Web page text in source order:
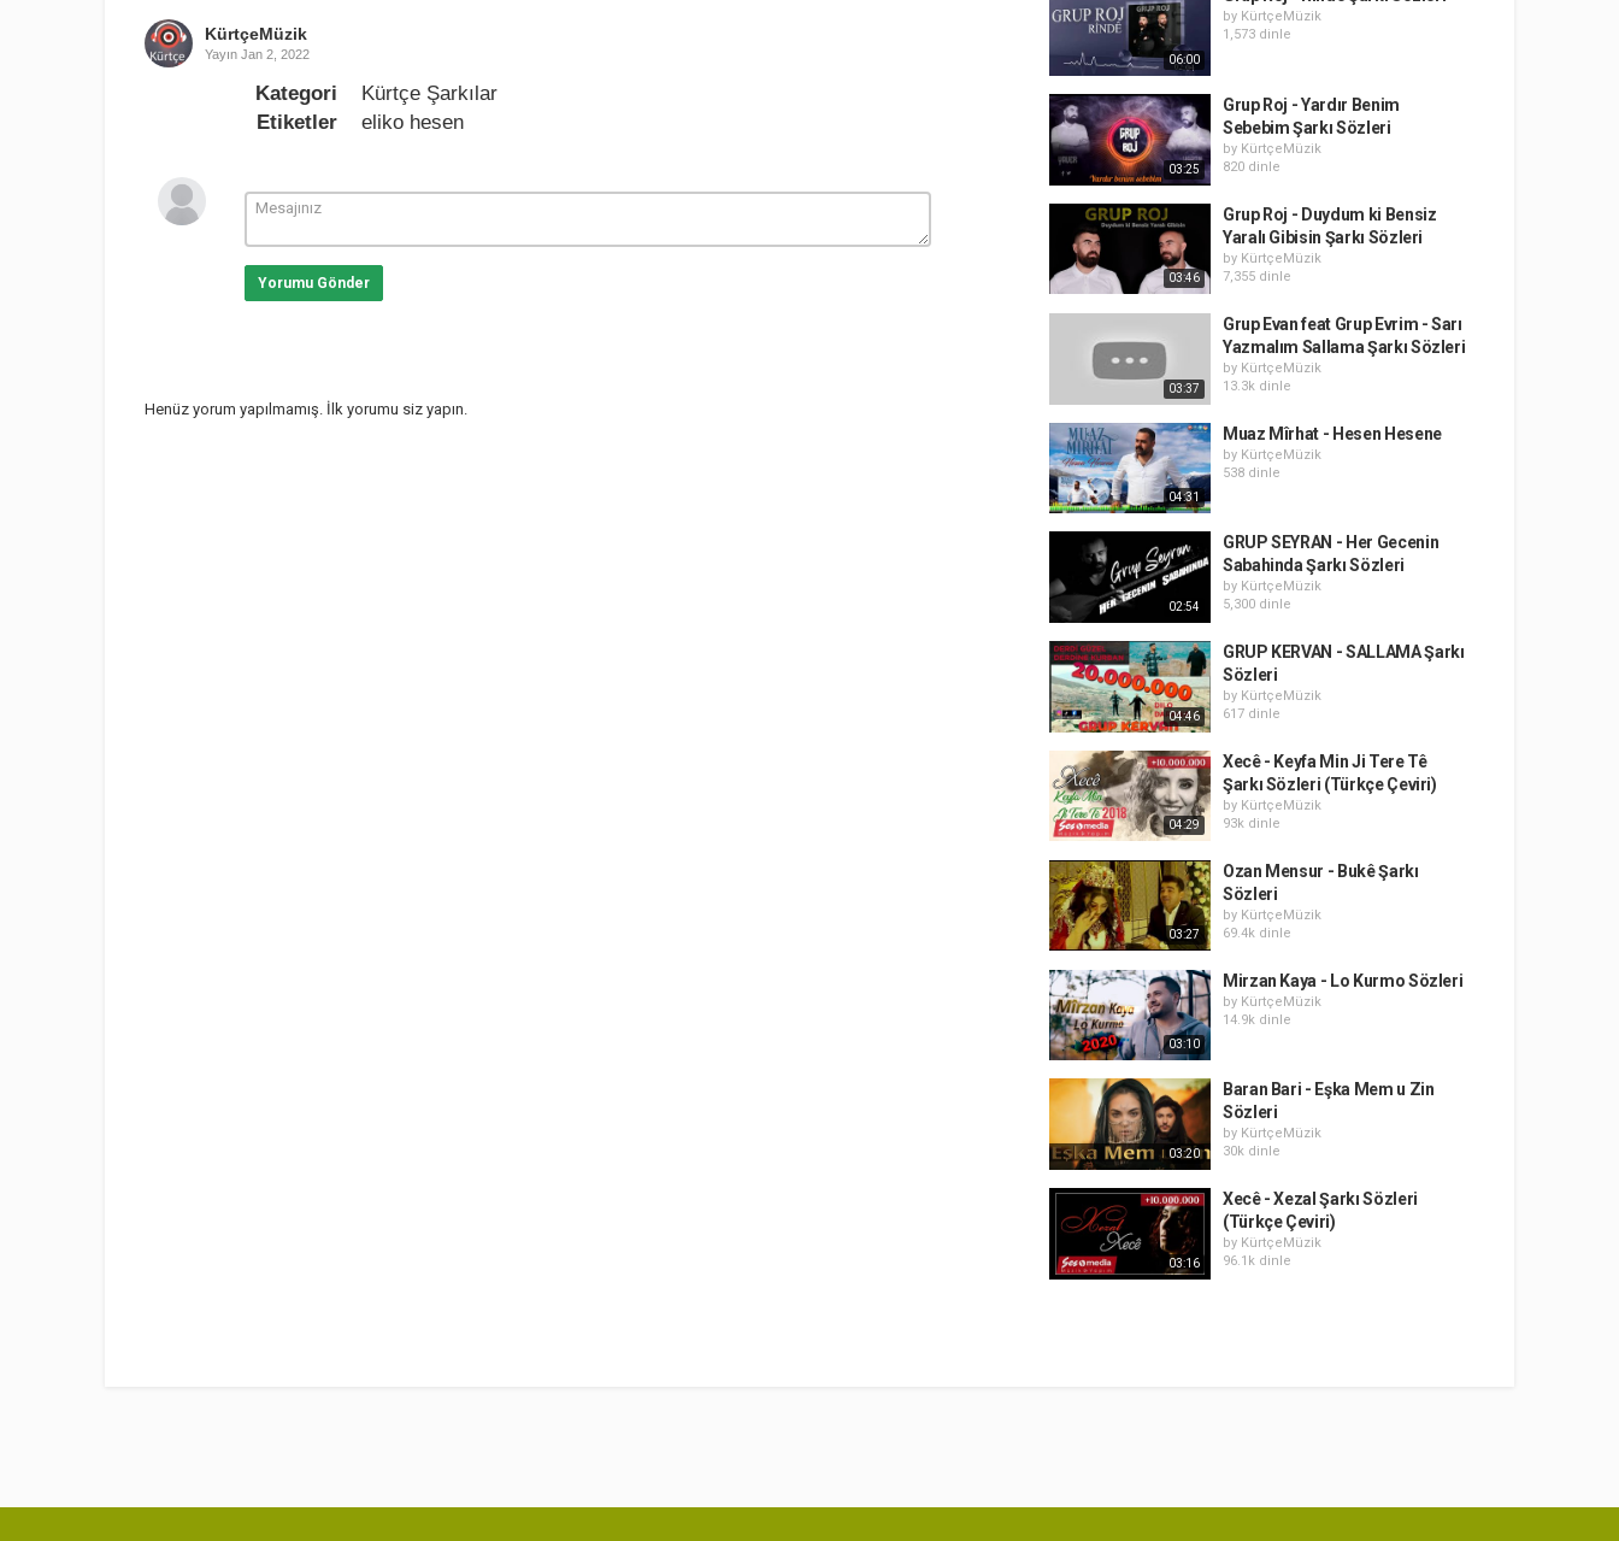
KürtçeMüzik
Yayın Jan 2, 2022
Kategori
Kürtçe Şarkılar
Etiketler
eliko hesen
Yorumu Gönder
Henüz yorum yapılmamış. İlk yorumu siz yapın.
06:00
by KürtçeMüzik
1,573 dinle
03:25
Grup Roj - Yardır Benim
Sebebim Şarkı Sözleri
by KürtçeMüzik
820 dinle
03:46
Grup Roj - Duydum ki Bensiz
Yaralı Gibisin Şarkı Sözleri
by KürtçeMüzik
7,355 dinle
03:37
Grup Evan feat Grup Evrim - Sarı
Yazmalım Sallama Şarkı Sözleri
by KürtçeMüzik
13.3k dinle
04:31
Muaz Mîrhat - Hesen Hesene
by KürtçeMüzik
538 dinle
02:54
GRUP SEYRAN - Her Gecenin
Sabahinda Şarkı Sözleri
by KürtçeMüzik
5,300 dinle
04:46
GRUP KERVAN - SALLAMA Şarkı
Sözleri
by KürtçeMüzik
617 dinle
04:29
Xecê - Keyfa Min Ji Tere Tê
Şarkı Sözleri (Türkçe Çeviri)
by KürtçeMüzik
93k dinle
03:27
Ozan Mensur - Bukê Şarkı
Sözleri
by KürtçeMüzik
69.4k dinle
03:10
Mirzan Kaya - Lo Kurmo Sözleri
by KürtçeMüzik
14.9k dinle
03:20
Baran Bari - Eşka Mem u Zin
Sözleri
by KürtçeMüzik
30k dinle
03:16
Xecê - Xezal Şarkı Sözleri
(Türkçe Çeviri)
by KürtçeMüzik
96.1k dinle